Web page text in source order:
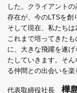
した。クライアント
存在が、今のLTSを創
そして現在、私たちは
これまで培ってきた
に、大きな飛躍を遂
たしていきます。そ
る仲間との出会いを楽
代表取締役社長 樺